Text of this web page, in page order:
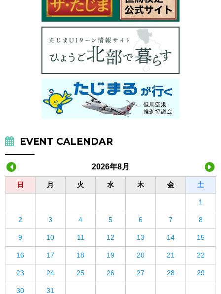
EVENT CALENDAR
2026年8月
日 月 火 水 木 金 土
1
2 3 4 5 6 7 8
9 10 11 12 13 14 15
16 17 18 19 20 21 22
23 24 25 26 27 28 29
30 31